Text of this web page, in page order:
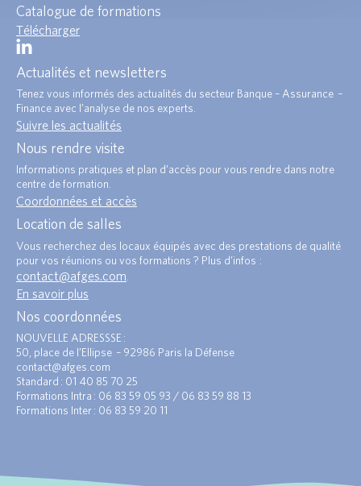
Catalogue de formations
Télécharger
Actualités et newsletters
Tenez vous informés des actualités du secteur Banque – Assurance –
Finance avec l’analyse de nos experts.
Suivre les actualités
Nous rendre visite
Informations pratiques et plan d’accès pour vous rendre dans notre
centre de formation.
Coordonnées et accès
Location de salles
Vous recherchez des locaux équipés avec des prestations de qualité
pour vos réunions ou vos formations ? Plus d’infos :
contact@afges.com
En savoir plus
Nos coordonnées
NOUVELLE ADRESSSE :
50, place de l’Ellipse – 92986 Paris la Défense
contact@afges.com
Standard : 01 40 85 70 25
Formations Intra : 06 83 59 05 93 / 06 83 59 88 13
Formations Inter : 06 83 59 20 11